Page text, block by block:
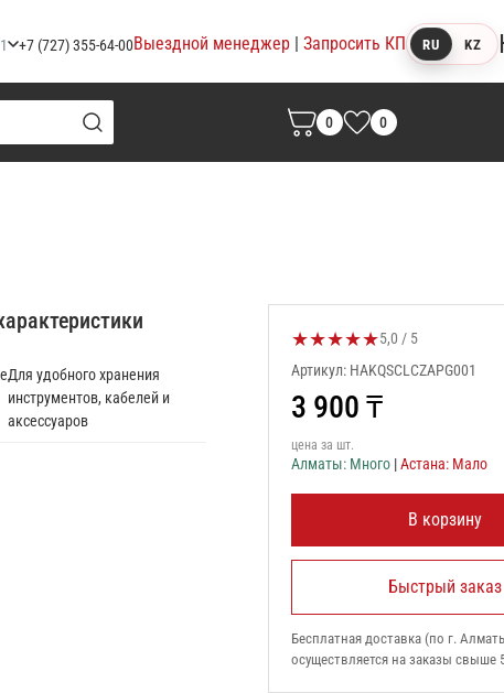
+7 (727) 355-64-00Выездной менеджер | Запросить КП RU KZ
0 0
Для удобного хранения
инструментов, кабелей и
аксессуаров
★★★★★Оценка товара:
5,0 / 5
Артикул: HAKQSCLCZAPG001
3 900 ₸
цена за шт.
Алматы: Много |Астана: Мало
В корзину
Быстрый заказ
Бесплатная доставка (по г.
осуществляется на заказы свыше